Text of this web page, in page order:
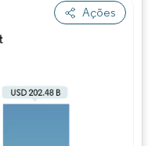
Ações